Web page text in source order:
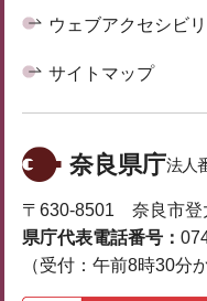
ウェブアクセシビ
サイトマップ
奈良県庁法人
〒630-8501 奈良市登
県庁代表電話番号：
（受付：午前8時30分